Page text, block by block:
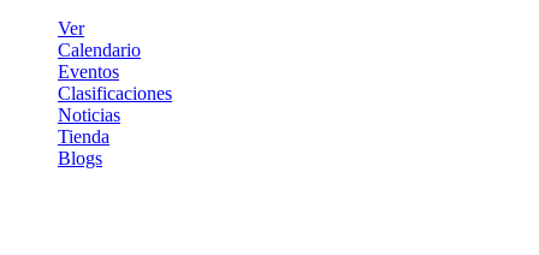
Ver
Calendario
Eventos
Clasificaciones
Noticias
Tienda
Blogs